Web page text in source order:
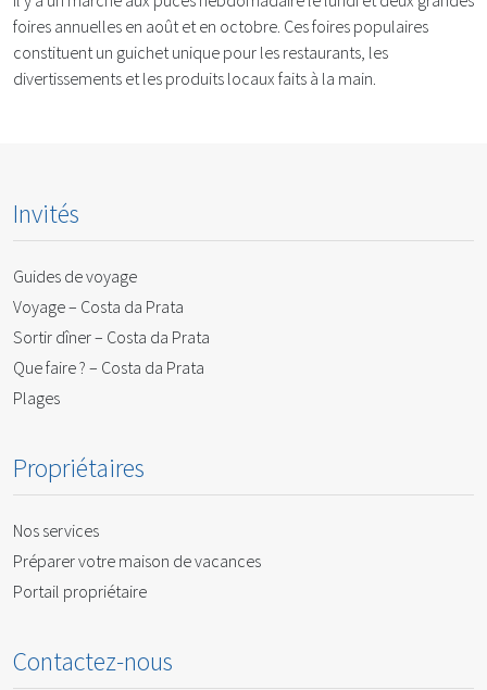
foires annuelles en août et en octobre. Ces foires populaires
constituent un guichet unique pour les restaurants, les
divertissements et les produits locaux faits à la main.
Invités
Guides de voyage
Voyage – Costa da Prata
Sortir dîner – Costa da Prata
Que faire ? – Costa da Prata
Plages
Propriétaires
Nos services
Préparer votre maison de vacances
Portail propriétaire
Contactez-nous